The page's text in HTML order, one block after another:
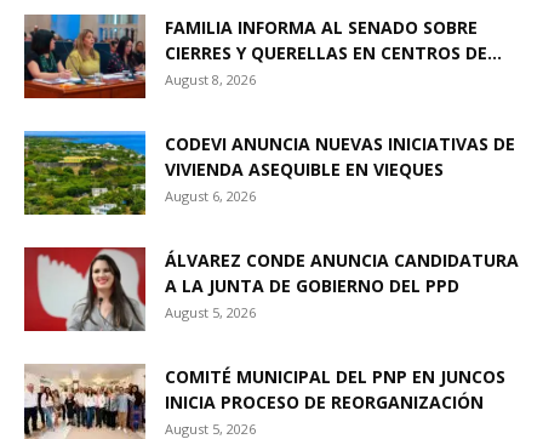
FAMILIA INFORMA AL SENADO SOBRE
CIERRES Y QUERELLAS EN CENTROS DE...
August 8, 2026
CODEVI ANUNCIA NUEVAS INICIATIVAS DE
VIVIENDA ASEQUIBLE EN VIEQUES
August 6, 2026
ÁLVAREZ CONDE ANUNCIA CANDIDATURA
A LA JUNTA DE GOBIERNO DEL PPD
August 5, 2026
COMITÉ MUNICIPAL DEL PNP EN JUNCOS
INICIA PROCESO DE REORGANIZACIÓN
August 5, 2026